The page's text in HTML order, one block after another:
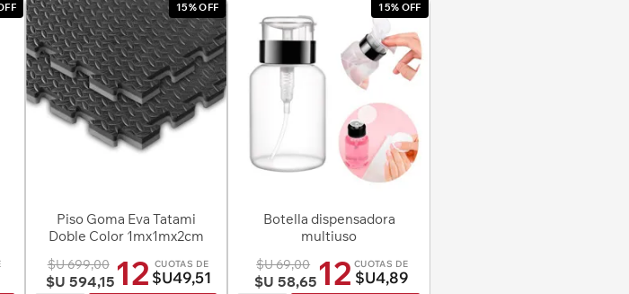
15% OFF
Piso Goma Eva Tatami
Doble Color 1mx1mx2cm
$U 699,00
$U 594,15 12 CUOTAS DE
$U49,51
15% OFF
Botella dispensadora
multiuso
$U 69,00
$U 58,65 12 CUOTAS DE
$U4,89